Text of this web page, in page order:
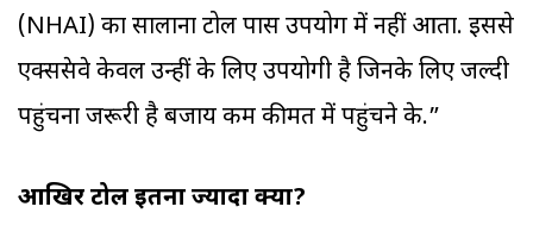
(NHAI) का सालाना टोल पास उपयोग में नहीं आता. इससे
एक्सप्रेसवे केवल उन्हीं के लिए उपयोगी है जिनके लि‍ए जल्दी
पहुंचना जरूरी है बजाय कम कीमत में पहुंचने के.”
आखिर टोल इतना ज्यादा क्यों?